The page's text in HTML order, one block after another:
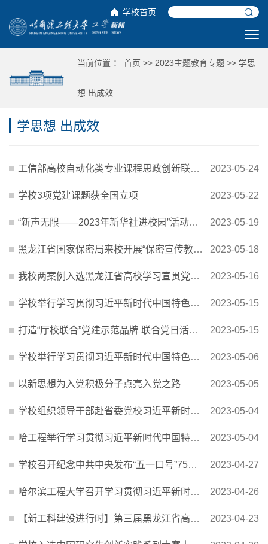
学校首页
当前位置 ： 首页 >> 2023主题教育专题 >> 学思
想 出成效
学思想 出成效
工信部高校自动化类专业课程思政创新联盟第三届研讨会在校举行 2023-05-24
学校3项党建课题获全国立项 2023-05-22
“新声无限——2023年新华社进校园”活动走进哈工程 2023-05-19
黑龙江省国家保密局来校开展“保密宣传教育高校行”活动 2023-05-18
我校两案例入选黑龙江省高校学习宣贯党的二十大精神最佳、优秀创新案例 2023-05-16
学校举行学习贯彻习近平新时代中国特色社会主义思想主题教育读书班专题辅导报告会 2023-05-15
打造“厅校联合”党建示范品牌 联合党日活动推动主题教育入脑入心 2023-05-15
学校举行学习贯彻习近平新时代中国特色社会主义思想主题教育读书班第六次集体学习 2023-05-06
以新思想为入党积极分子点亮入党之路 2023-05-05
学校组织领导干部赴省委党校习近平新时代中国特色社会主义思想主题教室参观见学 2023-05-04
哈工程举行学习贯彻习近平新时代中国特色社会主义思想主题教育读书班 2023-05-04
学校召开纪念中共中央发布“五一口号”75周年座谈会 2023-04-27
哈尔滨工程大学召开学习贯彻习近平新时代中国特色社会主义思想主题教育动员大会 2023-04-26
【新工科建设进行时】第三届黑龙江省高校教师教学创新大赛：4名教师喜获特等奖 2023-04-23